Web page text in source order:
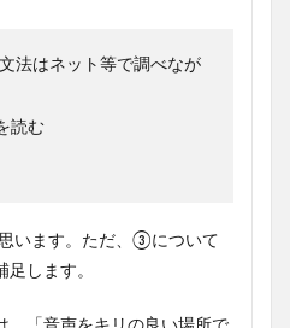
法はネット等で調べなが
読む
います。ただ、③について
します。